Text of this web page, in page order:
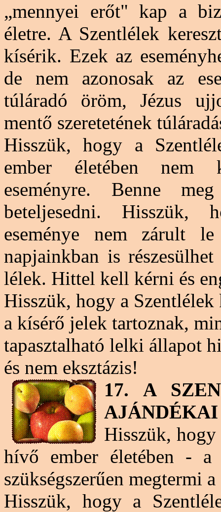
„mennyei erőt" kap a
életre. A Szentlélek
kísérik. Ezek az
de nem azonosak az
túláradó öröm,Jézus
mentő szeretetének
Hisszük, hogy a
ember életében nem
eseményre. Benne
beteljesedni. Hisszük,
eseménye nem zárult
napjainkban is
lélek. Hittel kell kérni és
Hisszük, hogy a Szentlélek
a kísérő jelek tartoznak,
tapasztalható lelki állapot
és nem eksztázis!
17. A
AJÁNDÉKAI
Hisszük, hogy
hívő ember életében - a
szükségszerűen megtermi
Hisszük, hogy a